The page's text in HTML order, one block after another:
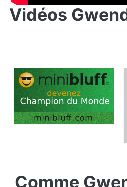
Vidéos
Comme